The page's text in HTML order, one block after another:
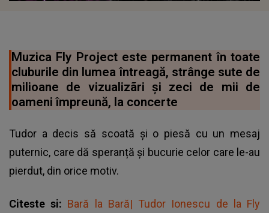
Muzica Fly Project este permanent în toate
cluburile din lumea întreagă, strânge sute de
milioane de vizualizãri și zeci de mii de
oameni împreună, la concerte
Tudor a decis să scoată și o piesă cu un mesaj
puternic, care dă speranță și bucurie celor care le-au
pierdut, din orice motiv.
Citeste si: Bară la Bară| Tudor Ionescu de la Fly